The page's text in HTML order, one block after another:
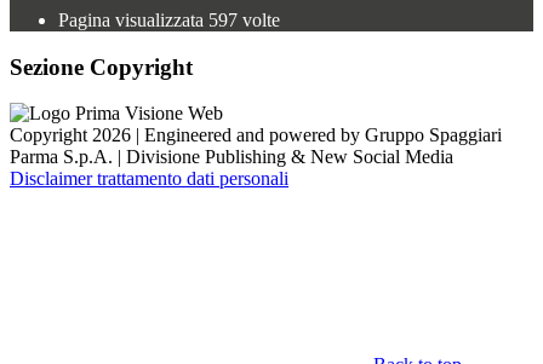
Pagina visualizzata 597 volte
Sezione Copyright
Copyright 2026 | Engineered and powered by Gruppo Spaggiari
Parma S.p.A. | Divisione Publishing & New Social Media
Disclaimer trattamento dati personali